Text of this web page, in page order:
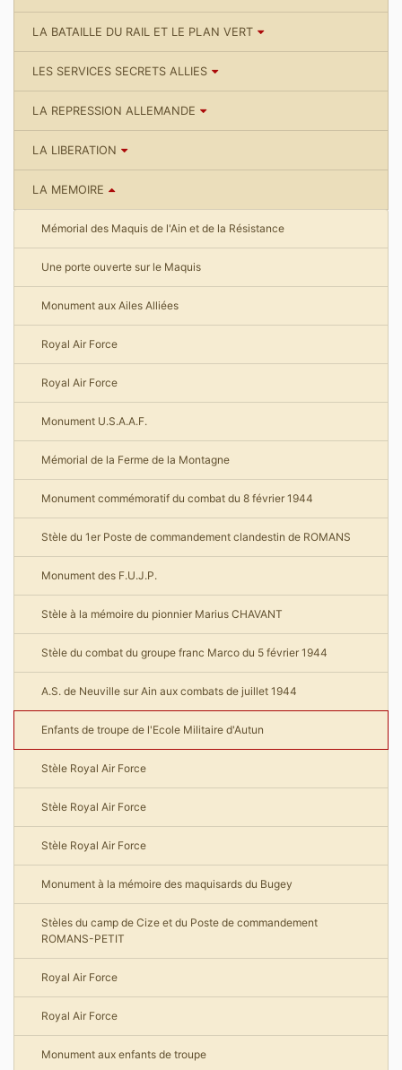
LA BATAILLE DU RAIL ET LE PLAN VERT
LES SERVICES SECRETS ALLIES
LA REPRESSION ALLEMANDE
LA LIBERATION
LA MEMOIRE
Mémorial des Maquis de l'Ain et de la Résistance
Une porte ouverte sur le Maquis
Monument aux Ailes Alliées
Royal Air Force
Royal Air Force
Monument U.S.A.A.F.
Mémorial de la Ferme de la Montagne
Monument commémoratif du combat du 8 février 1944
Stèle du 1er Poste de commandement clandestin de ROMANS
Monument des F.U.J.P.
Stèle à la mémoire du pionnier Marius CHAVANT
Stèle du combat du groupe franc Marco du 5 février 1944
A.S. de Neuville sur Ain aux combats de juillet 1944
Enfants de troupe de l'Ecole Militaire d'Autun
Stèle Royal Air Force
Stèle Royal Air Force
Stèle Royal Air Force
Monument à la mémoire des maquisards du Bugey
Stèles du camp de Cize et du Poste de commandement
ROMANS-PETIT
Royal Air Force
Royal Air Force
Monument aux enfants de troupe